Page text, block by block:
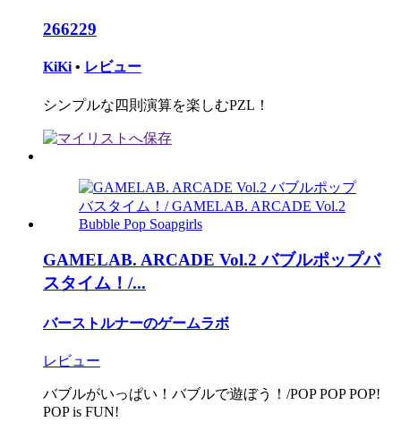
266229
KiKi • レビュー
シンプルな四則演算を楽しむPZL！
GAMELAB. ARCADE Vol.2 バブルポップバ
スタイム！/...
バーストルナーのゲームラボ
レビュー
バブルがいっぱい！バブルで遊ぼう！/POP POP POP!
POP is FUN!